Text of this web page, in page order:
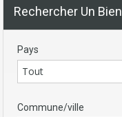
Rechercher Un Bien
Pays
Tout
Commune/ville